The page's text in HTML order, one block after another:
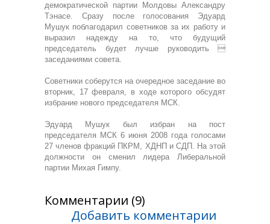
демократической партии Молдовы Александру
Тэнасе. Сразу после голосования Эдуард
Мушук поблагодарил советников за их работу и
выразил надежду на то, что будущий
председатель будет лучше руководить 
заседаниями совета.
Советники соберутся на очередное заседание во
вторник, 17 февраля, в ходе которого обсудят
избрание нового председателя МСК.
Эдуард Мушук был избран на пост
председателя МСК 6 июня 2008 года голосами
27 членов фракций ПКРМ, ХДНП и СДП. На этой
должности он сменил лидера Либеральной
партии Михая Гимпу.
Комментарии (9)
Добавить комментарии